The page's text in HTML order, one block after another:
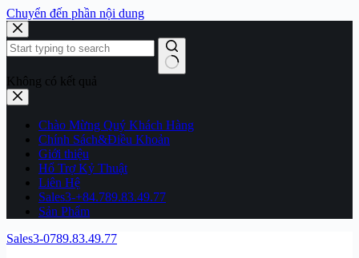
Chuyển đến phần nội dung
Không có kết quả
Chào Mừng Quý Khách Hàng
Chính Sách&Điều Khoản
Giới thiệu
Hổ Trợ Kỷ Thuật
Liên Hệ
Sales3-+84.789.83.49.77
Sản Phẩm
Sales3-0789.83.49.77